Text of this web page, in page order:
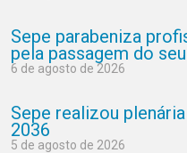
Sepe parabeniza
pela passagem do
6 de agosto de 2026
Sepe realizou
2036
5 de agosto de 2026